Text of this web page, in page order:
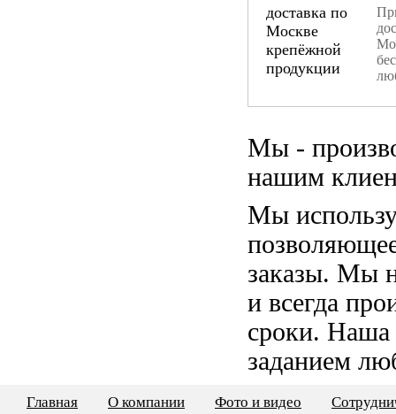
Мы -
нашим
Мы
заказы. Мы
и всегда
сроки. Наша
заданием
Главная О компании Фото и видео